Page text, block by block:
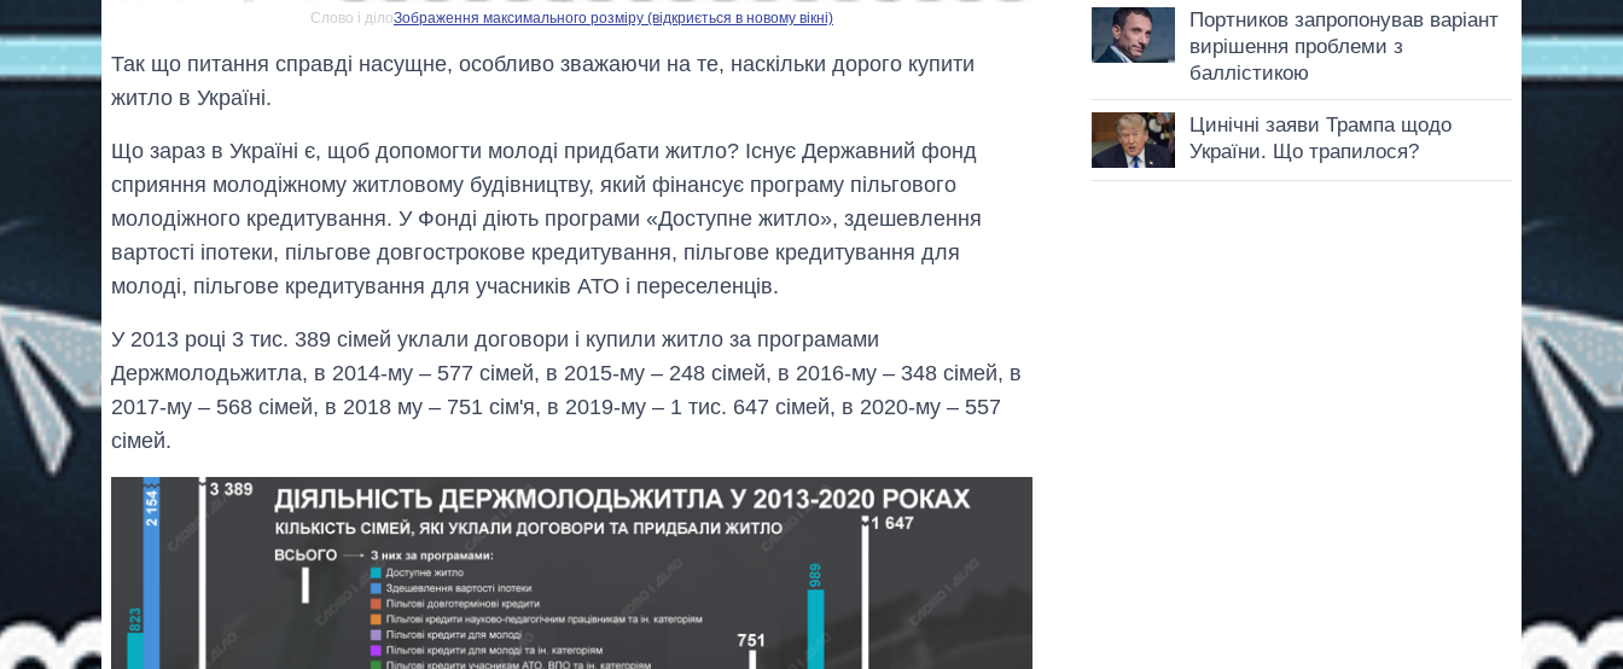
Слово і ділоЗображення максимального розміру (відкриється в новому вікні)
Так що питання справді насущне, особливо зважаючи на те, наскільки дорого купити
житло в Україні.
Що зараз в Україні є, щоб допомогти молоді придбати житло? Існує Державний фонд
сприяння молодіжному житловому будівництву, який фінансує програму пільгового
молодіжного кредитування. У Фонді діють програми «Доступне житло», здешевлення
вартості іпотеки, пільгове довгострокове кредитування, пільгове кредитування для
молоді, пільгове кредитування для учасників АТО і переселенців.
У 2013 році 3 тис. 389 сімей уклали договори і купили житло за програмами
Держмолодьжитла, в 2014-му – 577 сімей, в 2015-му – 248 сімей, в 2016-му – 348 сімей, в
2017-му – 568 сімей, в 2018 му – 751 сім'я, в 2019-му – 1 тис. 647 сімей, в 2020-му – 557
сімей.